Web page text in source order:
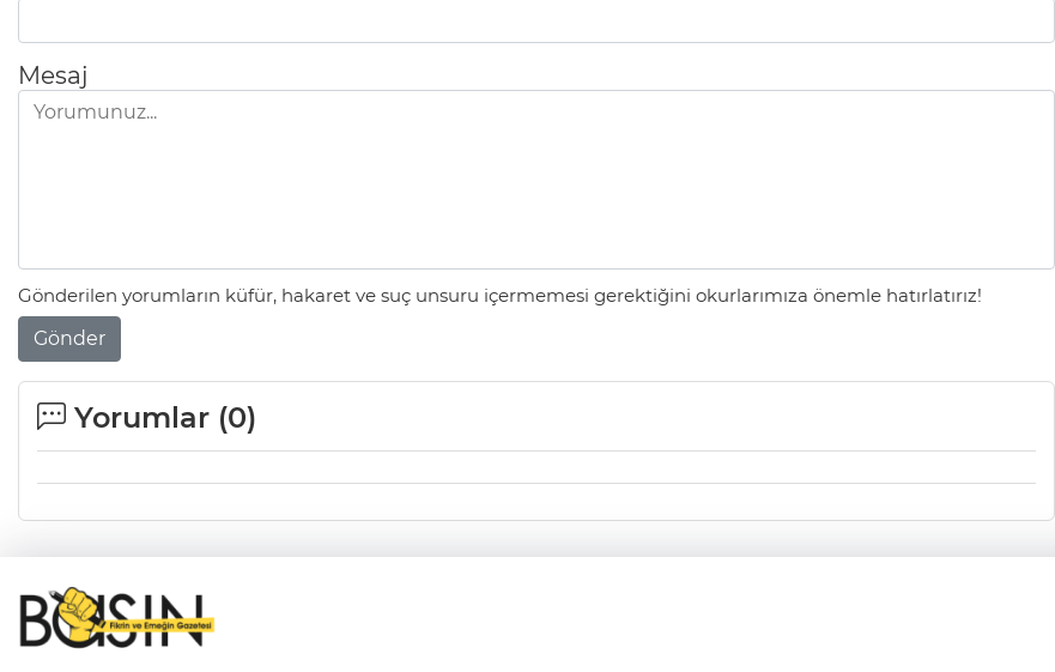
Mesaj
Gönderilen yorumların küfür, hakaret ve suç unsuru içermemesi gerektiğini okurlarımıza önemle hatırlatırız!
Gönder
Yorumlar (0)